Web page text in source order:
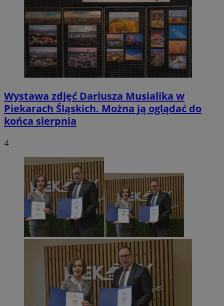
Wystawa zdjęć Dariusza Musialika w
Piekarach Śląskich. Można ją oglądać do
końca sierpnia
4